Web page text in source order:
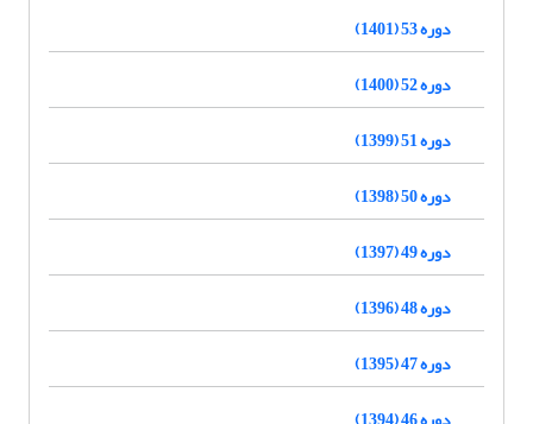
دوره 53 (1401)
دوره 52 (1400)
دوره 51 (1399)
دوره 50 (1398)
دوره 49 (1397)
دوره 48 (1396)
دوره 47 (1395)